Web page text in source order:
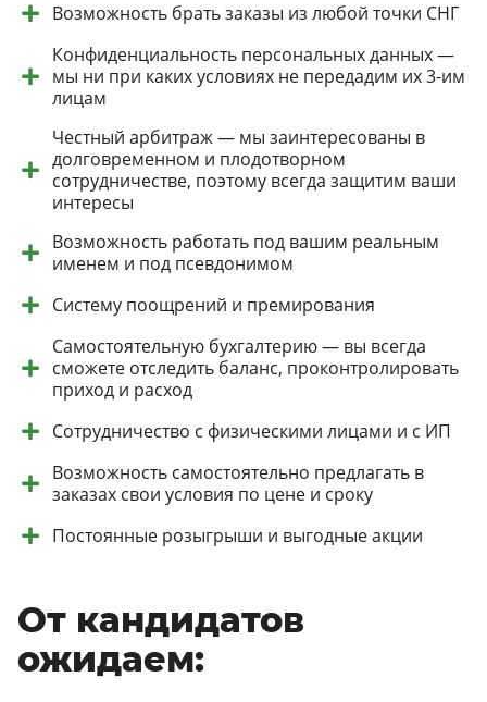
Возможность брать заказы из любой точки СНГ
Конфиденциальность персональных данных —
мы ни при каких условиях не передадим их 3-им
лицам
Честный арбитраж — мы заинтересованы в
долговременном и плодотворном
сотрудничестве, поэтому всегда защитим ваши
интересы
Возможность работать под вашим реальным
именем и под псевдонимом
Систему поощрений и премирования
Самостоятельную бухгалтерию — вы всегда
сможете отследить баланс, проконтролировать
приход и расход
Сотрудничество с физическими лицами и с ИП
Возможность самостоятельно предлагать в
заказах свои условия по цене и сроку
Постоянные розыгрыши и выгодные акции
От кандидатов
ожидаем: